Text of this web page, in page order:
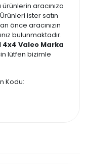
ürünlerin aracınıza
ister satın
önce aracınızın
bulunmaktadır.
4x4 Valeo Marka
lütfen bizimle
Kodu: